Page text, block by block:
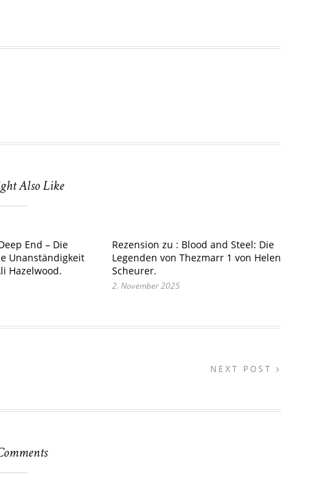
Also Like
End – Die
Unanständigkeit
Hazelwood.
Rezension zu : Blood and Steel: Die
Legenden von Thezmarr 1 von Helen
Scheurer.
2. November 2025
NEXT POST